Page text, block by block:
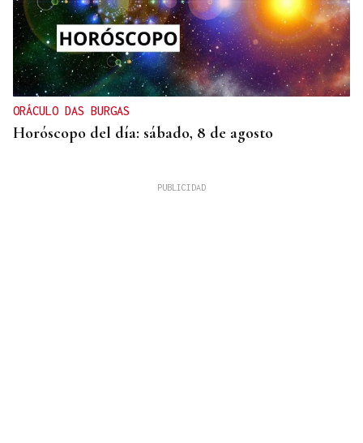
ORÁCULO DAS BURGAS
Horóscopo del día: sábado, 8 de agosto